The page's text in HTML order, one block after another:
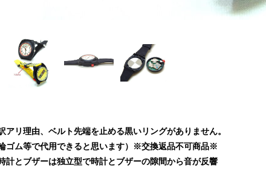
アリ理由、ベルト先端を止める黒いリングがありません。
輪ゴム等で代用できると思います）※交換返品不可商品※
計とブザーは独立型で時計とブザーの隙間から音が反響